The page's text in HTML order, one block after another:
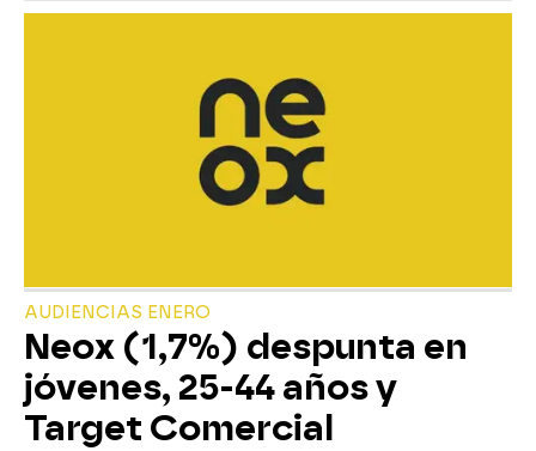
AUDIENCIAS ENERO
Neox (1,7%) despunta en
jóvenes, 25-44 años y
Target Comercial